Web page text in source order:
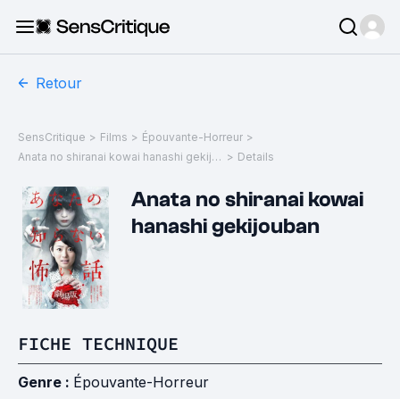
Retour
SensCritique > Films > Épouvante-Horreur >
Anata no shiranai kowai hanashi gekijouban > Details
Anata no shiranai kowai
hanashi gekijouban
FICHE TECHNIQUE
Genre : Épouvante-Horreur